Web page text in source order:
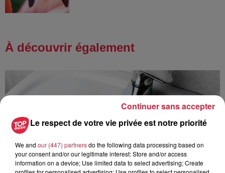
À découvrir également
Le respect de votre vie privée est notre priorité
We and our (447) partnersdo the following data processing based on
your consent and/or our legitimate interest: Store and/or access
information on a device; Use limited data to select advertising; Create
Continuer sans accepter